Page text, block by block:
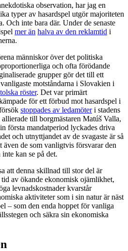
observation, har jag en
typer av hasardspel utgör majoriteten
Och inte bara där. Under de senaste
mer än halva av den reklamtid i
människor över det politiska
och ofta förödande
grupper gör det till ett
motståndarna i Slovakien i
röster. Det var primärt
för ett förbud mot hasardspel i
stoppades av ledamöteri stadens
till borgmästaren Matúš Valla,
första mandatperiod lyckades driva
och utnyttjandet av de svagaste är så
även de som vanligtvis försvarar den
kan se på det.
att denna skillnad till stor del är
av ökande ekonomisk ojämlikhet,
levnadskostnader kvarstår
aktiviteter som i sin natur är näst
– som den enda hoppet för vanliga
och säkra sin ekonomiska